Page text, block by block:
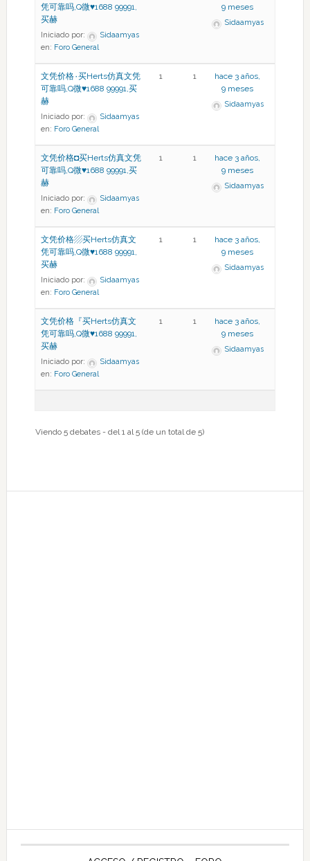
凭可靠吗,Q微♥1688 99991,
买赫
Iniciado por:
Sidaamyas
en: Foro General
9 meses
Sidaamyas
文凭价格۰买Herts仿真文凭
可靠吗,Q微♥1688 99991,买
赫
Iniciado por:
Sidaamyas
en: Foro General
1 1
hace 3 años,
9 meses
Sidaamyas
文凭价格◘买Herts仿真文凭
可靠吗,Q微♥1688 99991,买
赫
Iniciado por:
Sidaamyas
en: Foro General
1 1
hace 3 años,
9 meses
Sidaamyas
文凭价格▨买Herts仿真文
凭可靠吗,Q微♥1688 99991,
买赫
Iniciado por:
Sidaamyas
en: Foro General
1 1
hace 3 años,
9 meses
Sidaamyas
文凭价格『买Herts仿真文
凭可靠吗,Q微♥1688 99991,
买赫
Iniciado por:
Sidaamyas
en: Foro General
1 1
hace 3 años,
9 meses
Sidaamyas
Viendo 5 debates - del 1 al 5 (de un total de 5)